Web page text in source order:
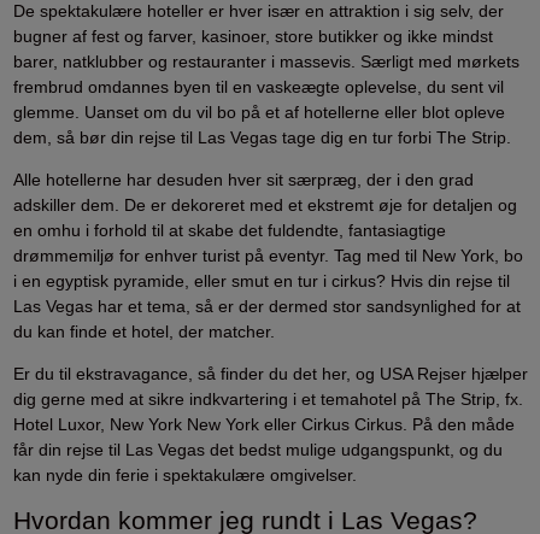
De spektakulære hoteller er hver især en attraktion i sig selv, der
bugner af fest og farver, kasinoer, store butikker og ikke mindst
barer, natklubber og restauranter i massevis. Særligt med mørkets
frembrud omdannes byen til en vaskeægte oplevelse, du sent vil
glemme. Uanset om du vil bo på et af hotellerne eller blot opleve
dem, så bør din rejse til Las Vegas tage dig en tur forbi The Strip.
Alle hotellerne har desuden hver sit særpræg, der i den grad
adskiller dem. De er dekoreret med et ekstremt øje for detaljen og
en omhu i forhold til at skabe det fuldendte, fantasiagtige
drømmemiljø for enhver turist på eventyr. Tag med til New York, bo
i en egyptisk pyramide, eller smut en tur i cirkus? Hvis din rejse til
Las Vegas har et tema, så er der dermed stor sandsynlighed for at
du kan finde et hotel, der matcher.
Er du til ekstravagance, så finder du det her, og USA Rejser hjælper
dig gerne med at sikre indkvartering i et temahotel på The Strip, fx.
Hotel Luxor, New York New York eller Cirkus Cirkus. På den måde
får din rejse til Las Vegas det bedst mulige udgangspunkt, og du
kan nyde din ferie i spektakulære omgivelser.
Hvordan kommer jeg rundt i Las Vegas?